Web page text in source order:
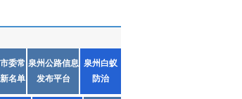
委常
名单
泉州公路信息
发布平台
泉州白蚁
防治